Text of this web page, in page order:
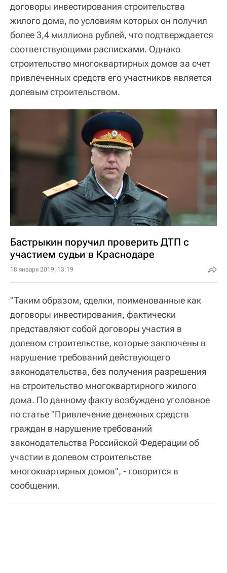
договоры инвестирования строительства
жилого дома, по условиям которых он получил
более 3,4 миллиона рублей, что подтверждается
соответствующими расписками. Однако
строительство многоквартирных домов за счет
привлеченных средств его участников является
долевым строительством.
Бастрыкин поручил проверить ДТП с
участием судьи в Краснодаре
18 января 2019, 13:19
"Таким образом, сделки, поименованные как
договоры инвестирования, фактически
представляют собой договоры участия в
долевом строительстве, которые заключены в
нарушение требований действующего
законодательства, без получения разрешения
на строительство многоквартирного жилого
дома. По данному факту возбуждено уголовное
по статье "Привлечение денежных средств
граждан в нарушение требований
законодательства Российской Федерации об
участии в долевом строительстве
многоквартирных домов", - говорится в
сообщении.